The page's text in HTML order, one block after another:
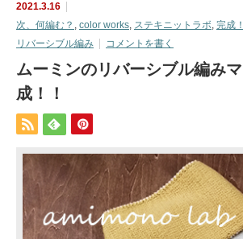
2021.3.16
次、何編む？ , color works, ステキニットラボ, 完成！
リバーシブル編み
コメントを書く
ムーミンのリバーシブル編み
成！！